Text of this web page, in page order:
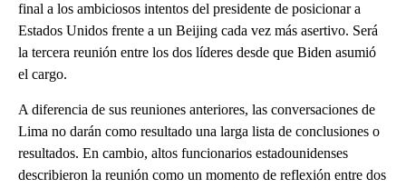
final a los ambiciosos intentos del presidente de posicionar a
Estados Unidos frente a un Beijing cada vez más asertivo. Será
la tercera reunión entre los dos líderes desde que Biden asumió
el cargo.
A diferencia de sus reuniones anteriores, las conversaciones de
Lima no darán como resultado una larga lista de conclusiones o
resultados. En cambio, altos funcionarios estadounidenses
describieron la reunión como un momento de reflexión entre dos